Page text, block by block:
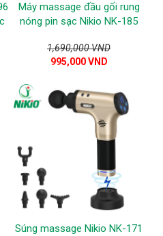
Máy massage đầu gối rung
nóng pin sạc Nikio NK-185
1,690,000 VND
995,000 VND
Súng massage Nikio NK-171